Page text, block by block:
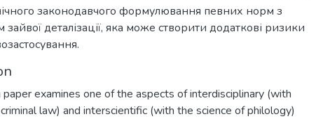
законодавчого формулювання певних норм з
деталізації, яка може створити додаткові ризики
paper examines one of the aspects of interdisciplinary (with
law) and interscientific (with the science of philology)